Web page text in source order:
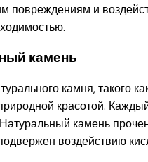
повреждениям и
камень
камня, такого
красотой.
камень
воздействию